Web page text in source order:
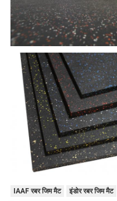
IAAF रबर जिम मैट इंडोर रबर जिम मैट